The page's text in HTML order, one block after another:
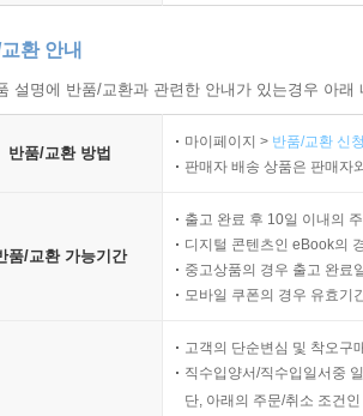
환 안내
설명에 반품/교환과 관련한 안내가 있는경우 아
반품/교환 방법
마이페이지 > 반품/교환 신
판매자 배송 상품은 판매자
품/교환 가능기간
출고 완료 후 10일 이내의
디지털 콘텐츠인 eBook의
중고상품의 경우 출고 완료
모바일 쿠폰의 경우 유효기
고객의 단순변심 및 착오구
직수입양서/직수입일서중
단, 아래의 주문/취소 조건